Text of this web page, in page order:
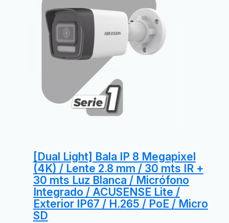
[Dual Light] Bala IP 8 Megapixel
(4K) / Lente 2.8 mm / 30 mts IR +
30 mts Luz Blanca / Micrófono
Integrado / ACUSENSE Lite /
Exterior IP67 / H.265 / PoE / Micro
SD